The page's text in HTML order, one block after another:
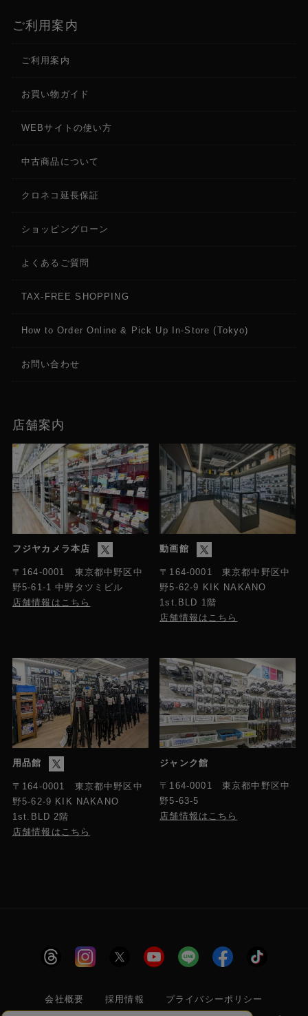
ご利用案内
ご利用案内
お買い物ガイド
WEBサイトの使い方
中古商品について
クロネコ延長保証
ショッピングローン
よくあるご質問
TAX-FREE SHOPPING
How to Order Online & Pick Up In-Store (Tokyo)
お問い合わせ
店舗案内
フジヤカメラ本店
〒164-0001 東京都中野区中
野5-61-1 中野タツミビル
店舗情報はこちら
動画館
〒164-0001 東京都中野区中
野5-62-9 KIK NAKANO
1st.BLD 1階
店舗情報はこちら
用品館
〒164-0001 東京都中野区中
野5-62-9 KIK NAKANO
1st.BLD 2階
店舗情報はこちら
ジャンク館
〒164-0001 東京都中野区中
野5-63-5
店舗情報はこちら
会社概要 採用情報
プライバシーポリシー